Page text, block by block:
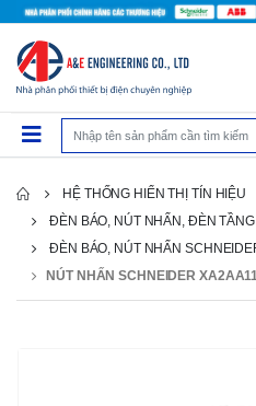
HỆ THỐNG HIỂN THỊ TÍN HIỆU
ĐÈN BÁO, NÚT NHẤN, ĐÈN
ĐÈN BÁO, NÚT NHẤN
NÚT NHẤN SCHNEIDER